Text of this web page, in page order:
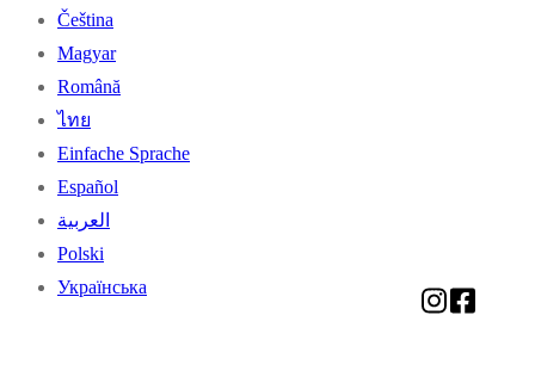
Čeština
Magyar
Română
ไทย
Einfache Sprache
Español
العربية
Polski
Українська